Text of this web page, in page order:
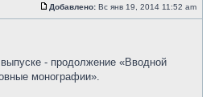
Добавлено: Вс янв 19, 2014 11:52 am
- продолжение «Вводной
монографии».